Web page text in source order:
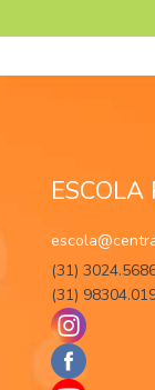
ESCOLA
(31)
(31)